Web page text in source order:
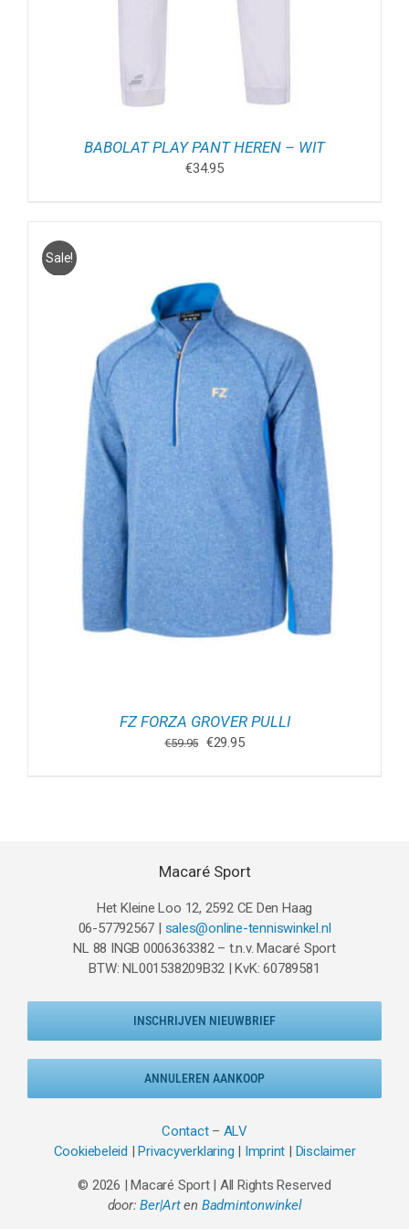
BABOLAT PLAY PANT HEREN – WIT
€34.95
Sale!
FZ FORZA GROVER PULLI
€59.95 Oorspronkelijke
€29.95Huidige
Macaré Sport
Het Kleine Loo 12, 2592 CE Den Haag
06-57792567 | sales@online-tenniswinkel.nl
NL 88 INGB 0006363382 – t.n.v. Macaré Sport
BTW: NL001538209B32 | KvK: 60789581
INSCHRIJVEN NIEUWBRIEF
ANNULEREN AANKOOP
Contact– ALV
Cookiebeleid |Privacyverklaring | Imprint | Disclaimer
© 2026 | Macaré Sport | All Rights Reserved
door:Ber|Arten Badmintonwinkel